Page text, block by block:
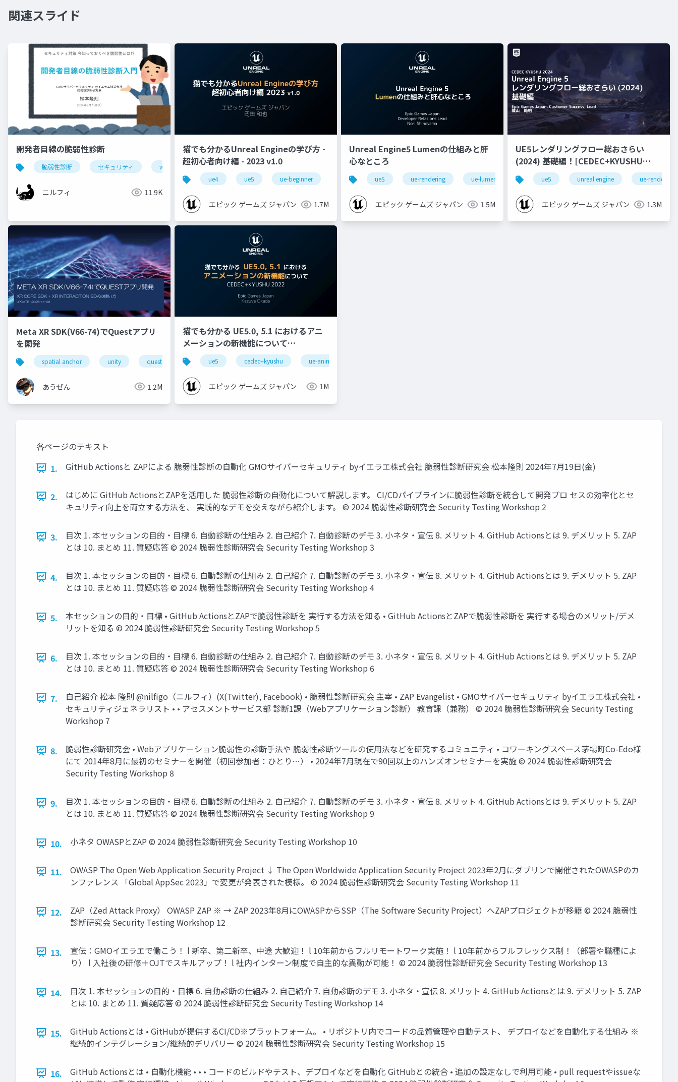
関連スライド
開発者目線の脆弱性診断
脆弱性診断 セキュリティ webアプリケーション
ニルフィ 11.9K
猫でも分かるUnreal Engineの学び方 -
超初心者向け編 - 2023 v1.0
ue4 ue5 ue-beginner
エピック ゲームズ ジャパン 1.7M
Unreal Engine5 Lumenの仕組みと肝
心なところ
ue5 ue-rendering ue-lumen
エピック ゲームズ ジャパン 1.5M
UE5レンダリングフロー総おさらい
(2024) 基礎編！[CEDEC+KYUSHU
2024] ue5 unreal engine ue-rendering
エピック ゲームズ ジャパン 1.3M
Meta XR SDK(V66-74)でQuestアプリ
を開発
spatial anchor unity quest pro shaperecognizeractivatestate oculus integration
あうぜん 1.2M
猫でも分かる UE5.0, 5.1 におけるアニ
メーションの新機能について
【CEDEC+KYUSHU 2022】
ue5 cedec+kyushu ue-animation
エピック ゲームズ ジャパン 1M
各ページのテキスト
1.
GitHub Actionsと ZAPによる 脆弱性診断の⾃動化 GMOサイバーセキュリティ byイエラエ株式会社 脆弱性診断研究会 松本隆則 2024年7⽉19⽇(⾦)
2.
はじめに GitHub ActionsとZAPを活⽤した 脆弱性診断の⾃動化について解説します。 CI/CDパイプラインに脆弱性診断を統合して開発プロ セスの効率化とセ
キュリティ向上を両⽴する⽅法を、 実践的なデモを交えながら紹介します。 © 2024 脆弱性診断研究会 Security Testing Workshop 2
3.
目次 1. 本セッションの⽬的・⽬標 6. ⾃動診断の仕組み 2. ⾃⼰紹介 7. ⾃動診断のデモ 3. ⼩ネタ・宣伝 8. メリット 4. GitHub Actionsとは 9. デメリット 5. ZAP
とは 10. まとめ 11. 質疑応答 © 2024 脆弱性診断研究会 Security Testing Workshop 3
4.
目次 1. 本セッションの⽬的・⽬標 6. ⾃動診断の仕組み 2. ⾃⼰紹介 7. ⾃動診断のデモ 3. ⼩ネタ・宣伝 8. メリット 4. GitHub Actionsとは 9. デメリット 5. ZAP
とは 10. まとめ 11. 質疑応答 © 2024 脆弱性診断研究会 Security Testing Workshop 4
5.
本セッションの目的・目標 • GitHub ActionsとZAPで脆弱性診断を 実⾏する⽅法を知る • GitHub ActionsとZAPで脆弱性診断を 実⾏する場合のメリット/デメ
リットを知る © 2024 脆弱性診断研究会 Security Testing Workshop 5
6.
目次 1. 本セッションの⽬的・⽬標 6. ⾃動診断の仕組み 2. ⾃⼰紹介 7. ⾃動診断のデモ 3. ⼩ネタ・宣伝 8. メリット 4. GitHub Actionsとは 9. デメリット 5. ZAP
とは 10. まとめ 11. 質疑応答 © 2024 脆弱性診断研究会 Security Testing Workshop 6
7.
自己紹介 松本 隆則 @nilfigo（ニルフィ）(X(Twitter), Facebook) • 脆弱性診断研究会 主宰 • ZAP Evangelist • GMOサイバーセキュリティ byイエラエ株式会社 •
セキュリティジェネラリスト • • アセスメントサービス部 診断1課（Webアプリケーション診断） 教育課（兼務） © 2024 脆弱性診断研究会 Security Testing
Workshop 7
8.
脆弱性診断研究会 • Webアプリケーション脆弱性の診断手法や 脆弱性診断ツールの使用法などを研究するコミュニティ • コワーキングスペース茅場町Co-Edo様
にて 2014年8月に最初のセミナーを開催（初回参加者：ひとり…） • 2024年7月現在で90回以上のハンズオンセミナーを実施 © 2024 脆弱性診断研究会
Security Testing Workshop 8
9.
目次 1. 本セッションの⽬的・⽬標 6. ⾃動診断の仕組み 2. ⾃⼰紹介 7. ⾃動診断のデモ 3. ⼩ネタ・宣伝 8. メリット 4. GitHub Actionsとは 9. デメリット 5. ZAP
とは 10. まとめ 11. 質疑応答 © 2024 脆弱性診断研究会 Security Testing Workshop 9
10. 小ネタ OWASPとZAP © 2024 脆弱性診断研究会 Security Testing Workshop 10
11.
OWASP The Open Web Application Security Project ↓ The Open Worldwide Application Security Project 2023年2月にダブリンで開催されたOWASPのカ
ンファレンス 「Global AppSec 2023」で変更が発表された模様。 © 2024 脆弱性診断研究会 Security Testing Workshop 11
12.
ZAP（Zed Attack Proxy） OWASP ZAP ※ → ZAP 2023年8月にOWASPからSSP（The Software Security Project）へZAPプロジェクトが移籍 © 2024 脆弱性
診断研究会 Security Testing Workshop 12
13.
宣伝：GMOイエラエで働こう！ l 新卒、第⼆新卒、中途 ⼤歓迎！ l 10年前からフルリモートワーク実施！ l 10年前からフルフレックス制！（部署や職種によ
り） l ⼊社後の研修＋OJTでスキルアップ！ l 社内インターン制度で⾃主的な異動が可能！ © 2024 脆弱性診断研究会 Security Testing Workshop 13
14.
目次 1. 本セッションの⽬的・⽬標 6. ⾃動診断の仕組み 2. ⾃⼰紹介 7. ⾃動診断のデモ 3. ⼩ネタ・宣伝 8. メリット 4. GitHub Actionsとは 9. デメリット 5. ZAP
とは 10. まとめ 11. 質疑応答 © 2024 脆弱性診断研究会 Security Testing Workshop 14
15.
GitHub Actionsとは • GitHubが提供するCI/CD※プラットフォーム。 • リポジトリ内でコードの品質管理や⾃動テスト、 デプロイなどを⾃動化する仕組み ※
継続的インテグレーション/継続的デリバリー © 2024 脆弱性診断研究会 Security Testing Workshop 15
16.
GitHub Actionsとは • ⾃動化機能 • • • コードのビルドやテスト、デプロイなどを⾃動化 GitHubとの統合 • 追加の設定なしで利⽤可能 • pull requestやissueな